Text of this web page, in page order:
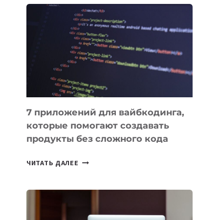
ПОЛЕЗНЫХ
ИНСТРУМЕНТОВ
ДЛЯ
РАБОТЫ
7 приложений для вайбкодинга,
которые помогают создавать
продукты без сложного кода
ЧИТАТЬ ДАЛЕЕ